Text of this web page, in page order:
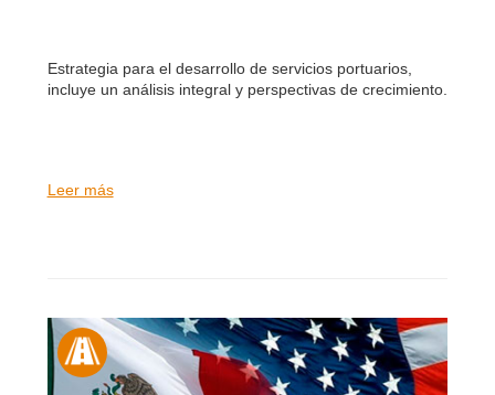
Estrategia para el desarrollo de servicios portuarios,
incluye un análisis integral y perspectivas de crecimiento.
Leer más